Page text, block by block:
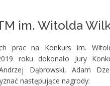
im. Witolda
prac na Konkurs im.
roku dokonało Jury
Dąbrowski, Adam
następujące nagrody: